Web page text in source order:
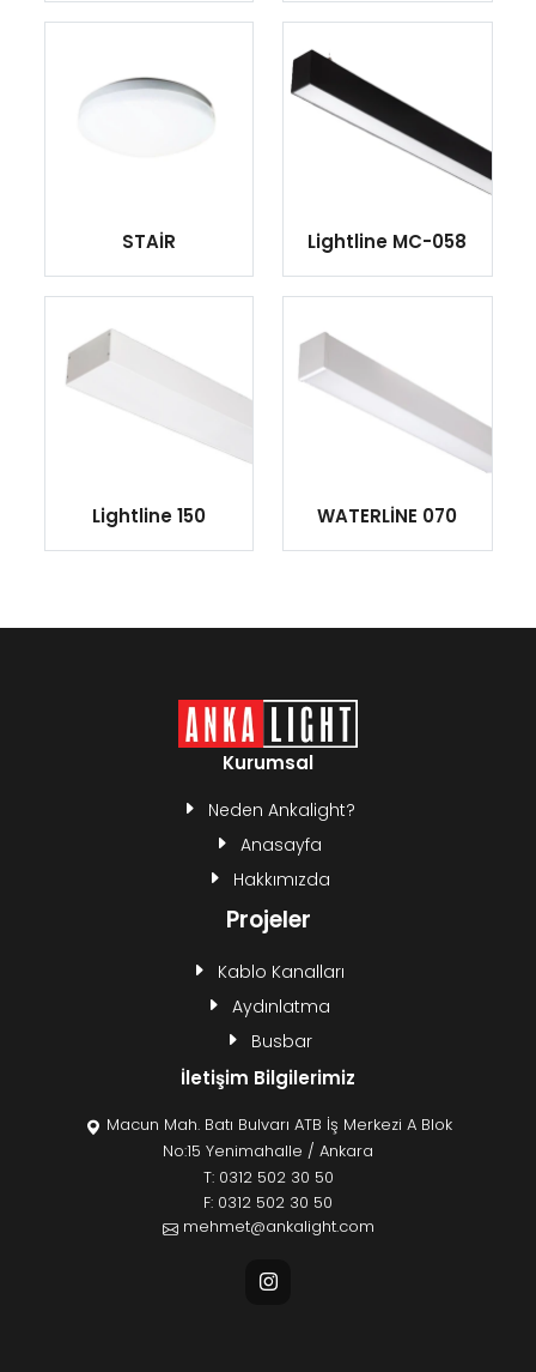
STAİR Lightline MC-058
Lightline 150 WATERLİNE 070
Kurumsal
Neden Ankalight?
Anasayfa
Hakkımızda
Projeler
Kablo Kanalları
Aydınlatma
Busbar
İletişim Bilgilerimiz
Macun Mah. Batı Bulvarı ATB İş Merkezi A Blok
No:15 Yenimahalle / Ankara
T: 0312 502 30 50
F: 0312 502 30 50
mehmet@ankalight.com